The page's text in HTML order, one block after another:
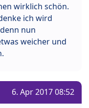
wirklich schön.
ich wird
nun
weicher und
6. Apr 2017 08:52